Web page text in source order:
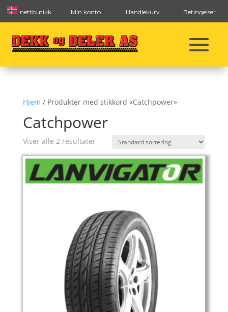
nettbutikk Min konto Handlekurv Betingelser
Hjem / Produkter med stikkord «Catchpower»
Catchpower
Viser alle 2 resultater